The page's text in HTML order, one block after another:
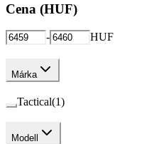
Cena (HUF)
- HUF
Márka
Tactical(1)
Modell